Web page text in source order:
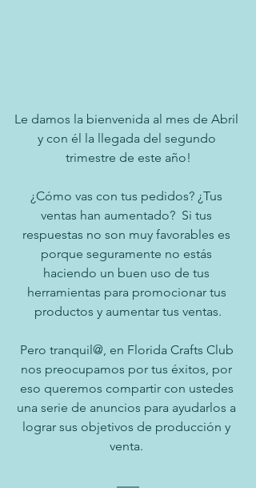
Le damos la bienvenida al mes de Abril
y con él la llegada del segundo
trimestre de este año!
¿Cómo vas con tus pedidos? ¿Tus
ventas han aumentado?  Si tus
respuestas no son muy favorables es
porque seguramente no estás
haciendo un buen uso de tus
herramientas para promocionar tus
productos y aumentar tus ventas.
Pero tranquil@, en Florida Crafts Club
nos preocupamos por tus éxitos, por
eso queremos compartir con ustedes
una serie de anuncios para ayudarlos a
lograr sus objetivos de producción y
venta.